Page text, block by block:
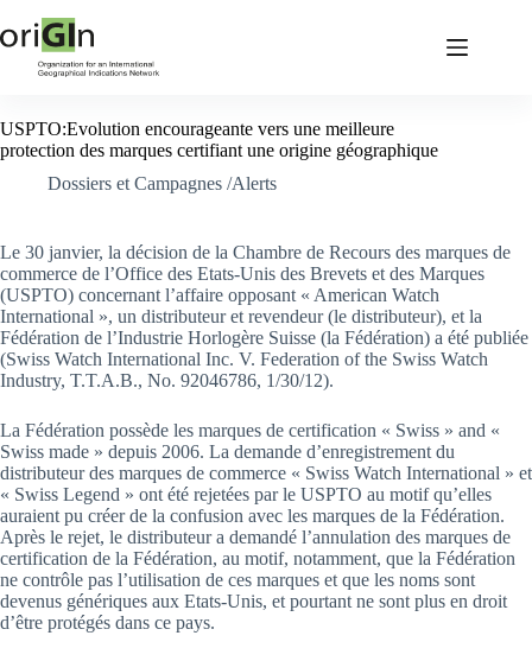
USPTO:Evolution encourageante vers une meilleure
protection des marques certifiant une origine géographique
Dossiers et Campagnes /Alerts
Le 30 janvier, la décision de la Chambre de Recours des marques de
commerce de l’Office des Etats-Unis des Brevets et des Marques
(USPTO) concernant l’affaire opposant « American Watch
International », un distributeur et revendeur (le distributeur), et la
Fédération de l’Industrie Horlogère Suisse (la Fédération) a été publiée
(Swiss Watch International Inc. V. Federation of the Swiss Watch
Industry, T.T.A.B., No. 92046786, 1/30/12).
La Fédération possède les marques de certification « Swiss » and «
Swiss made » depuis 2006. La demande d’enregistrement du
distributeur des marques de commerce « Swiss Watch International » et
« Swiss Legend » ont été rejetées par le USPTO au motif qu’elles
auraient pu créer de la confusion avec les marques de la Fédération.
Après le rejet, le distributeur a demandé l’annulation des marques de
certification de la Fédération, au motif, notamment, que la Fédération
ne contrôle pas l’utilisation de ces marques et que les noms sont
devenus génériques aux Etats-Unis, et pourtant ne sont plus en droit
d’être protégés dans ce pays.